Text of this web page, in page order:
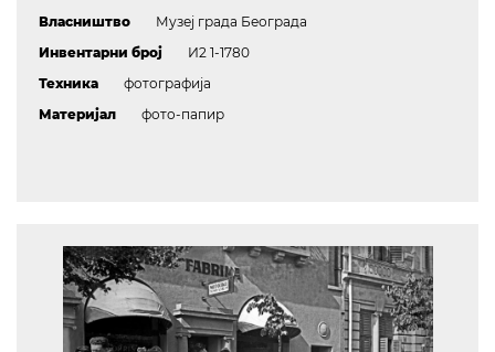
Власништво
Музеј града Београда
Инвентарни број
И2 1-1780
Техника
фотографија
Материјал
фото-папир